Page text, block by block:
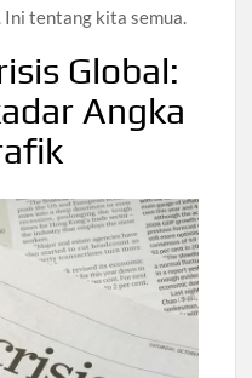
tentang kita semua.
Global:
Angka